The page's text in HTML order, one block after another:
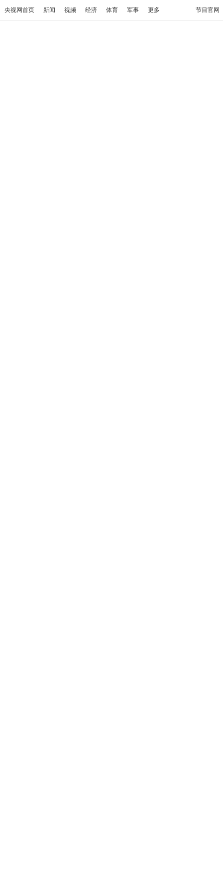
央视网首页 新闻 视频 经济 体育 军事 更多 节目官网